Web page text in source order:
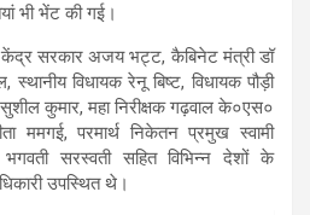
भी भेंट की गई।
केंद्र सरकार अजय भट्ट, कैबिनेट मंत्री डॉ
विधायक रेनू बिष्ट, विधायक पौड़ी
कुमार, महा निरीक्षक गढ़वाल के०एस०
ममगई, परमार्थ निकेतन प्रमुख स्वामी
भगवती सरस्वती सहित विभिन्न देशों के
उपस्थित थे।